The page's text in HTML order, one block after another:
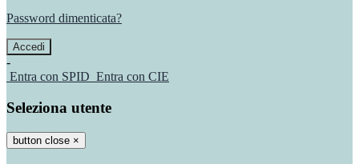
Password dimenticata?
-
Entra con SPID Entra con CIE
Seleziona utente
button close ×